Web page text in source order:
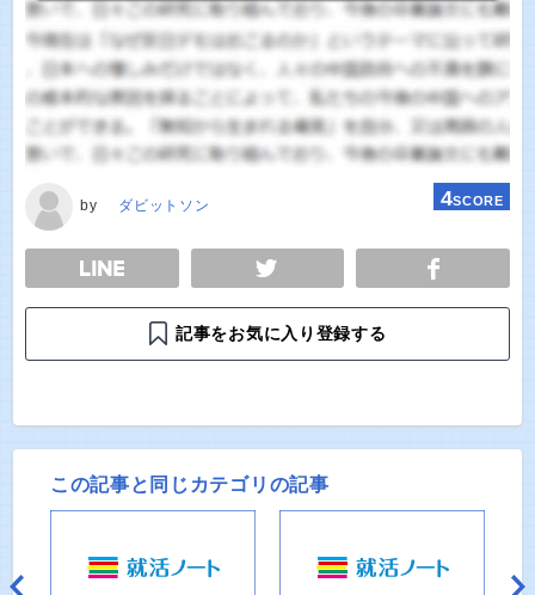
by ダビットソン 4SCORE
TWEET
記事をお気に入り登録する
この記事と同じカテゴリの記事